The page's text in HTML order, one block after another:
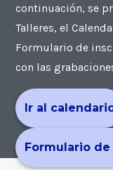
continuación, se
Talleres, el
Formulario de
con las
Ir al
Formulario